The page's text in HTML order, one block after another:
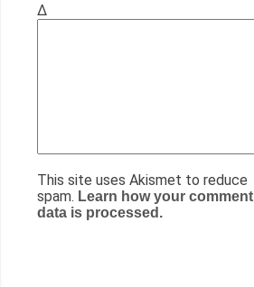
Δ
This site uses Akismet to reduce
spam. Learn how your comment
data is processed.